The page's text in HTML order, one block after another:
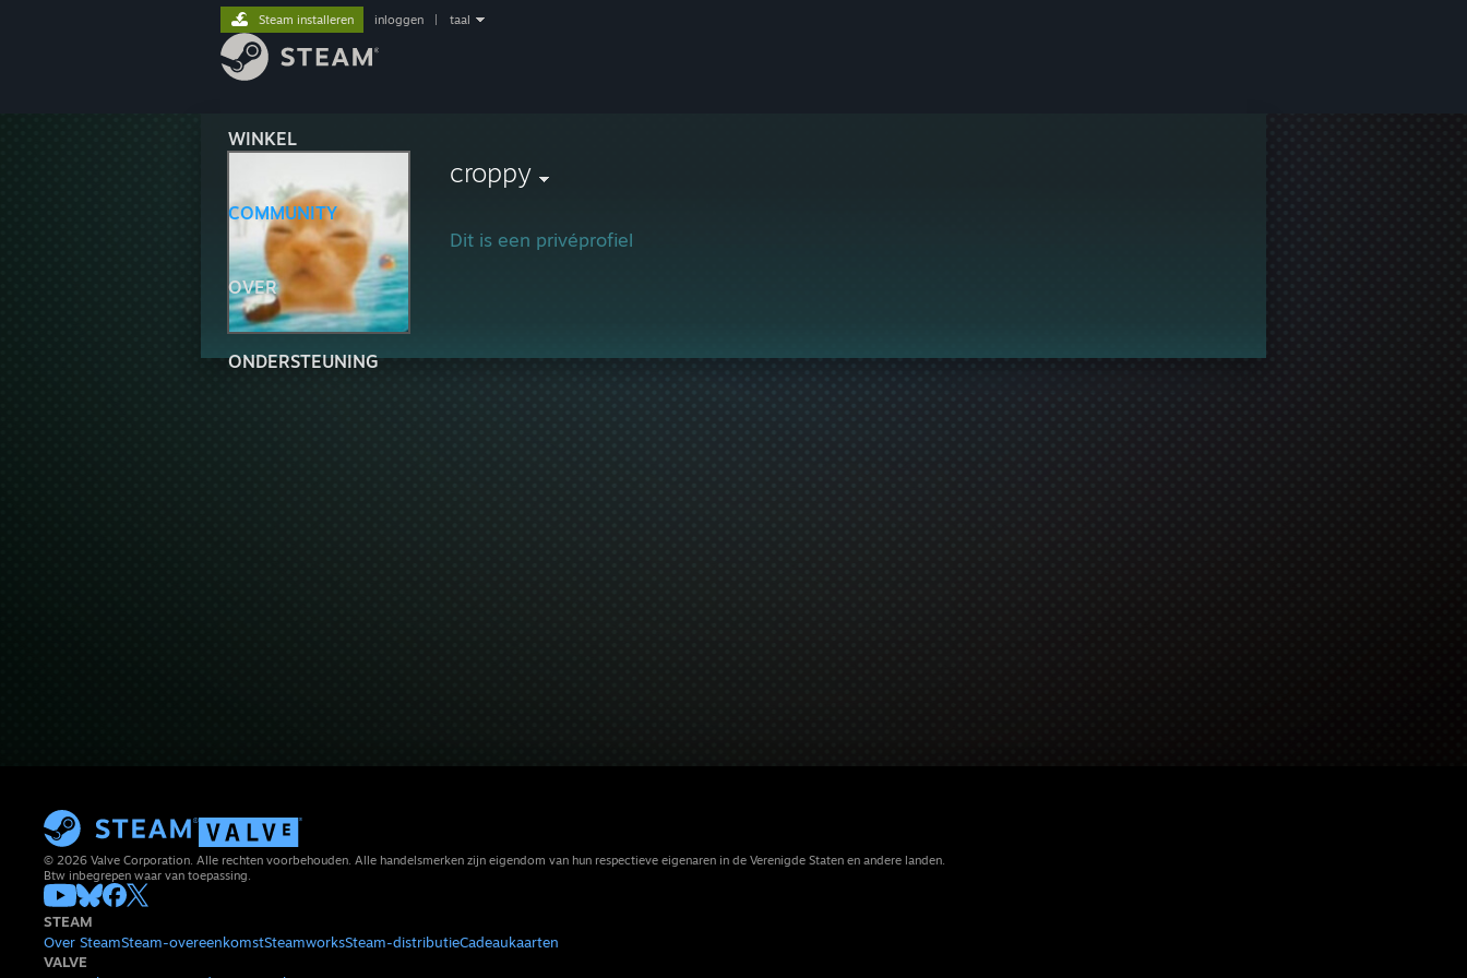
WINKEL
COMMUNITY
OVER
ONDERSTEUNING
Steam installeren inloggen taal
croppy
Dit is een privéprofiel
© 2026 Valve Corporation. Alle rechten voorbehouden. Alle handelsmerken zijn eigendom van hun respectieve eigenaren in de Verenigde Staten en andere landen.
Btw inbegrepen waar van toepassing.
STEAM
Over SteamSteam-overeenkomstSteamworksSteam-distributieCadeaukaarten
VALVE